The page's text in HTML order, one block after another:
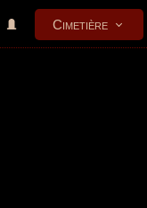
Cimetière